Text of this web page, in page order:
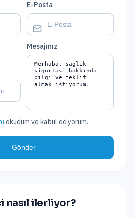
E-Posta
Mesajınız
okudum ve kabul ediyorum.
Gönder
nasıl ilerliyor?